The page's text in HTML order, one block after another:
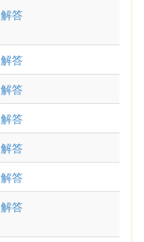
解答
解答
解答
解答
解答
解答
解答